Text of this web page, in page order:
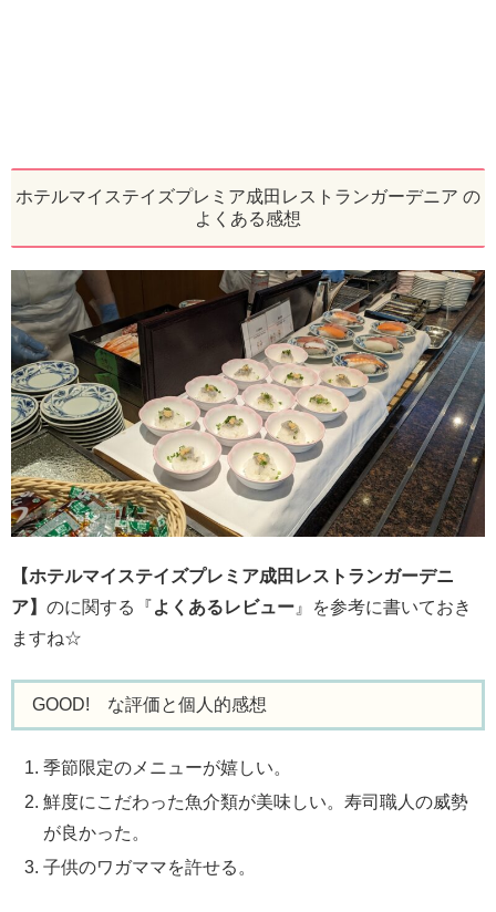
ホテルマイステイズプレミア成田レストランガーデニア の
よくある感想
【ホテルマイステイズプレミア成田レストランガーデニ
ア】 のに関する『よくあるレビュー 』を参考に書いておき
ますね☆
GOOD! な評価と個人的感想
季節限定のメニューが嬉しい。
鮮度にこだわった魚介類が美味しい。寿司職人の威勢
が良かった。
子供のワガママを許せる。